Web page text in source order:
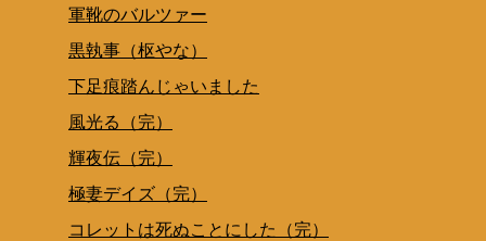
軍靴のバルツァー
黒執事（枢やな）
下足痕踏んじゃいました
風光る（完）
輝夜伝（完）
極妻デイズ（完）
コレットは死ぬことにした（完）